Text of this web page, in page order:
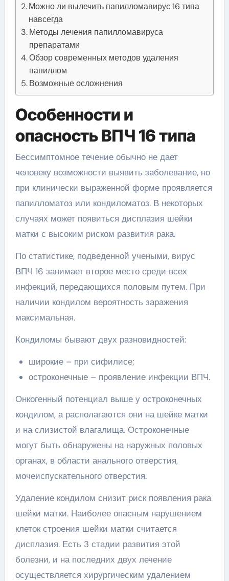
Можно ли вылечить папилломавирус 16 типа
навсегда
Методы лечения папилломавируса
препаратами
Обзор современных методов удаления
папиллом
Возможные осложнения
Особенности и
опасность ВПЧ 16 типа
Бессимптомное течение обычно не дает
человеку возможности выявить заболевание, но
при клинически выраженной форме проявляется
папилломатоз или кондиломатоз. В некоторых
случаях может появиться дисплазия шейки
матки с высоким риском развития рака.
По статистике, подведенной учеными, вирус
ВПЧ 16 занимает второе место среди всех
инфекций, передающихся половым путем. При
наличии кондилом вероятность заражения
максимальная.
Кондиломы бывают двух разновидностей:
широкие – при сифилисе;
остроконечные – проявление инфекции ВПЧ.
Онкогенный потенциал выше у остроконечных
кондилом, а располагаются они на шейке матки
и на слизистой влагалища. Остроконечные
могут быть обнаружены на наружных половых
органах, в области анального отверстия,
мочеиспускательного отверстия.
Удаление кондилом снизит риск появления рака
шейки матки. Наиболее опасным нарушением
клеток строения шейки матки считается
дисплазия. Есть 3 стадии развития этой
болезни, и на последних двух лечение
осуществляется хирургическим удалением